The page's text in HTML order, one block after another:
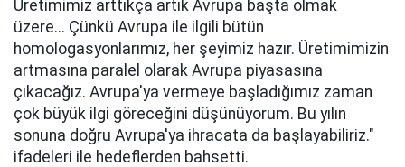
Üretimimiz arttıkça artık Avrupa başta olmak
üzere... Çünkü Avrupa ile ilgili bütün
homologasyonlarımız, her şeyimiz hazır. Üretimimizin
artmasına paralel olarak Avrupa piyasasına
çıkacağız. Avrupa'ya vermeye başladığımız zaman
çok büyük ilgi göreceğini düşünüyorum. Bu yılın
sonuna doğru Avrupa'ya ihracata da başlayabiliriz."
ifadeleri ile hedeflerden bahsetti.